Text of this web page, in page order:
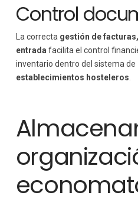
Control
La correcta gestión de
entrada facilita el control
inventario dentro del sistema de
establecimientos hosteleros